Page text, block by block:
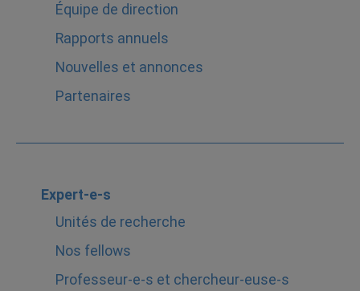
Équipe de direction
Rapports annuels
Nouvelles et annonces
Partenaires
Expert-e-s
Unités de recherche
Nos fellows
Professeur-e-s et chercheur-euse-s